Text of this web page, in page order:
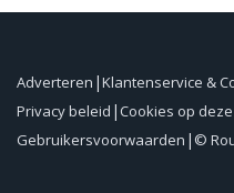
Adverteren Klantenservice &
Privacy beleid Cookies op
Gebruikersvoorwaarden ©